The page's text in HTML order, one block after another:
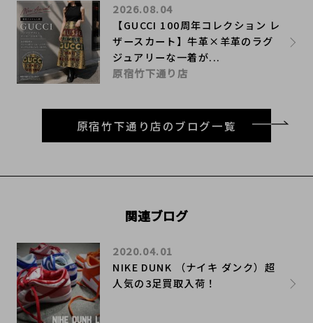
【GUCCI 100周年コレクション レ
ザースカート】牛革×羊革のラグ
ジュアリーな一着が...
2026.08.04
原宿竹下通り店
原宿竹下通り店のブログ一覧
関連ブログ
NIKE DUNK （ナイキ ダンク）超
人気の3足買取入荷！
2020.04.01